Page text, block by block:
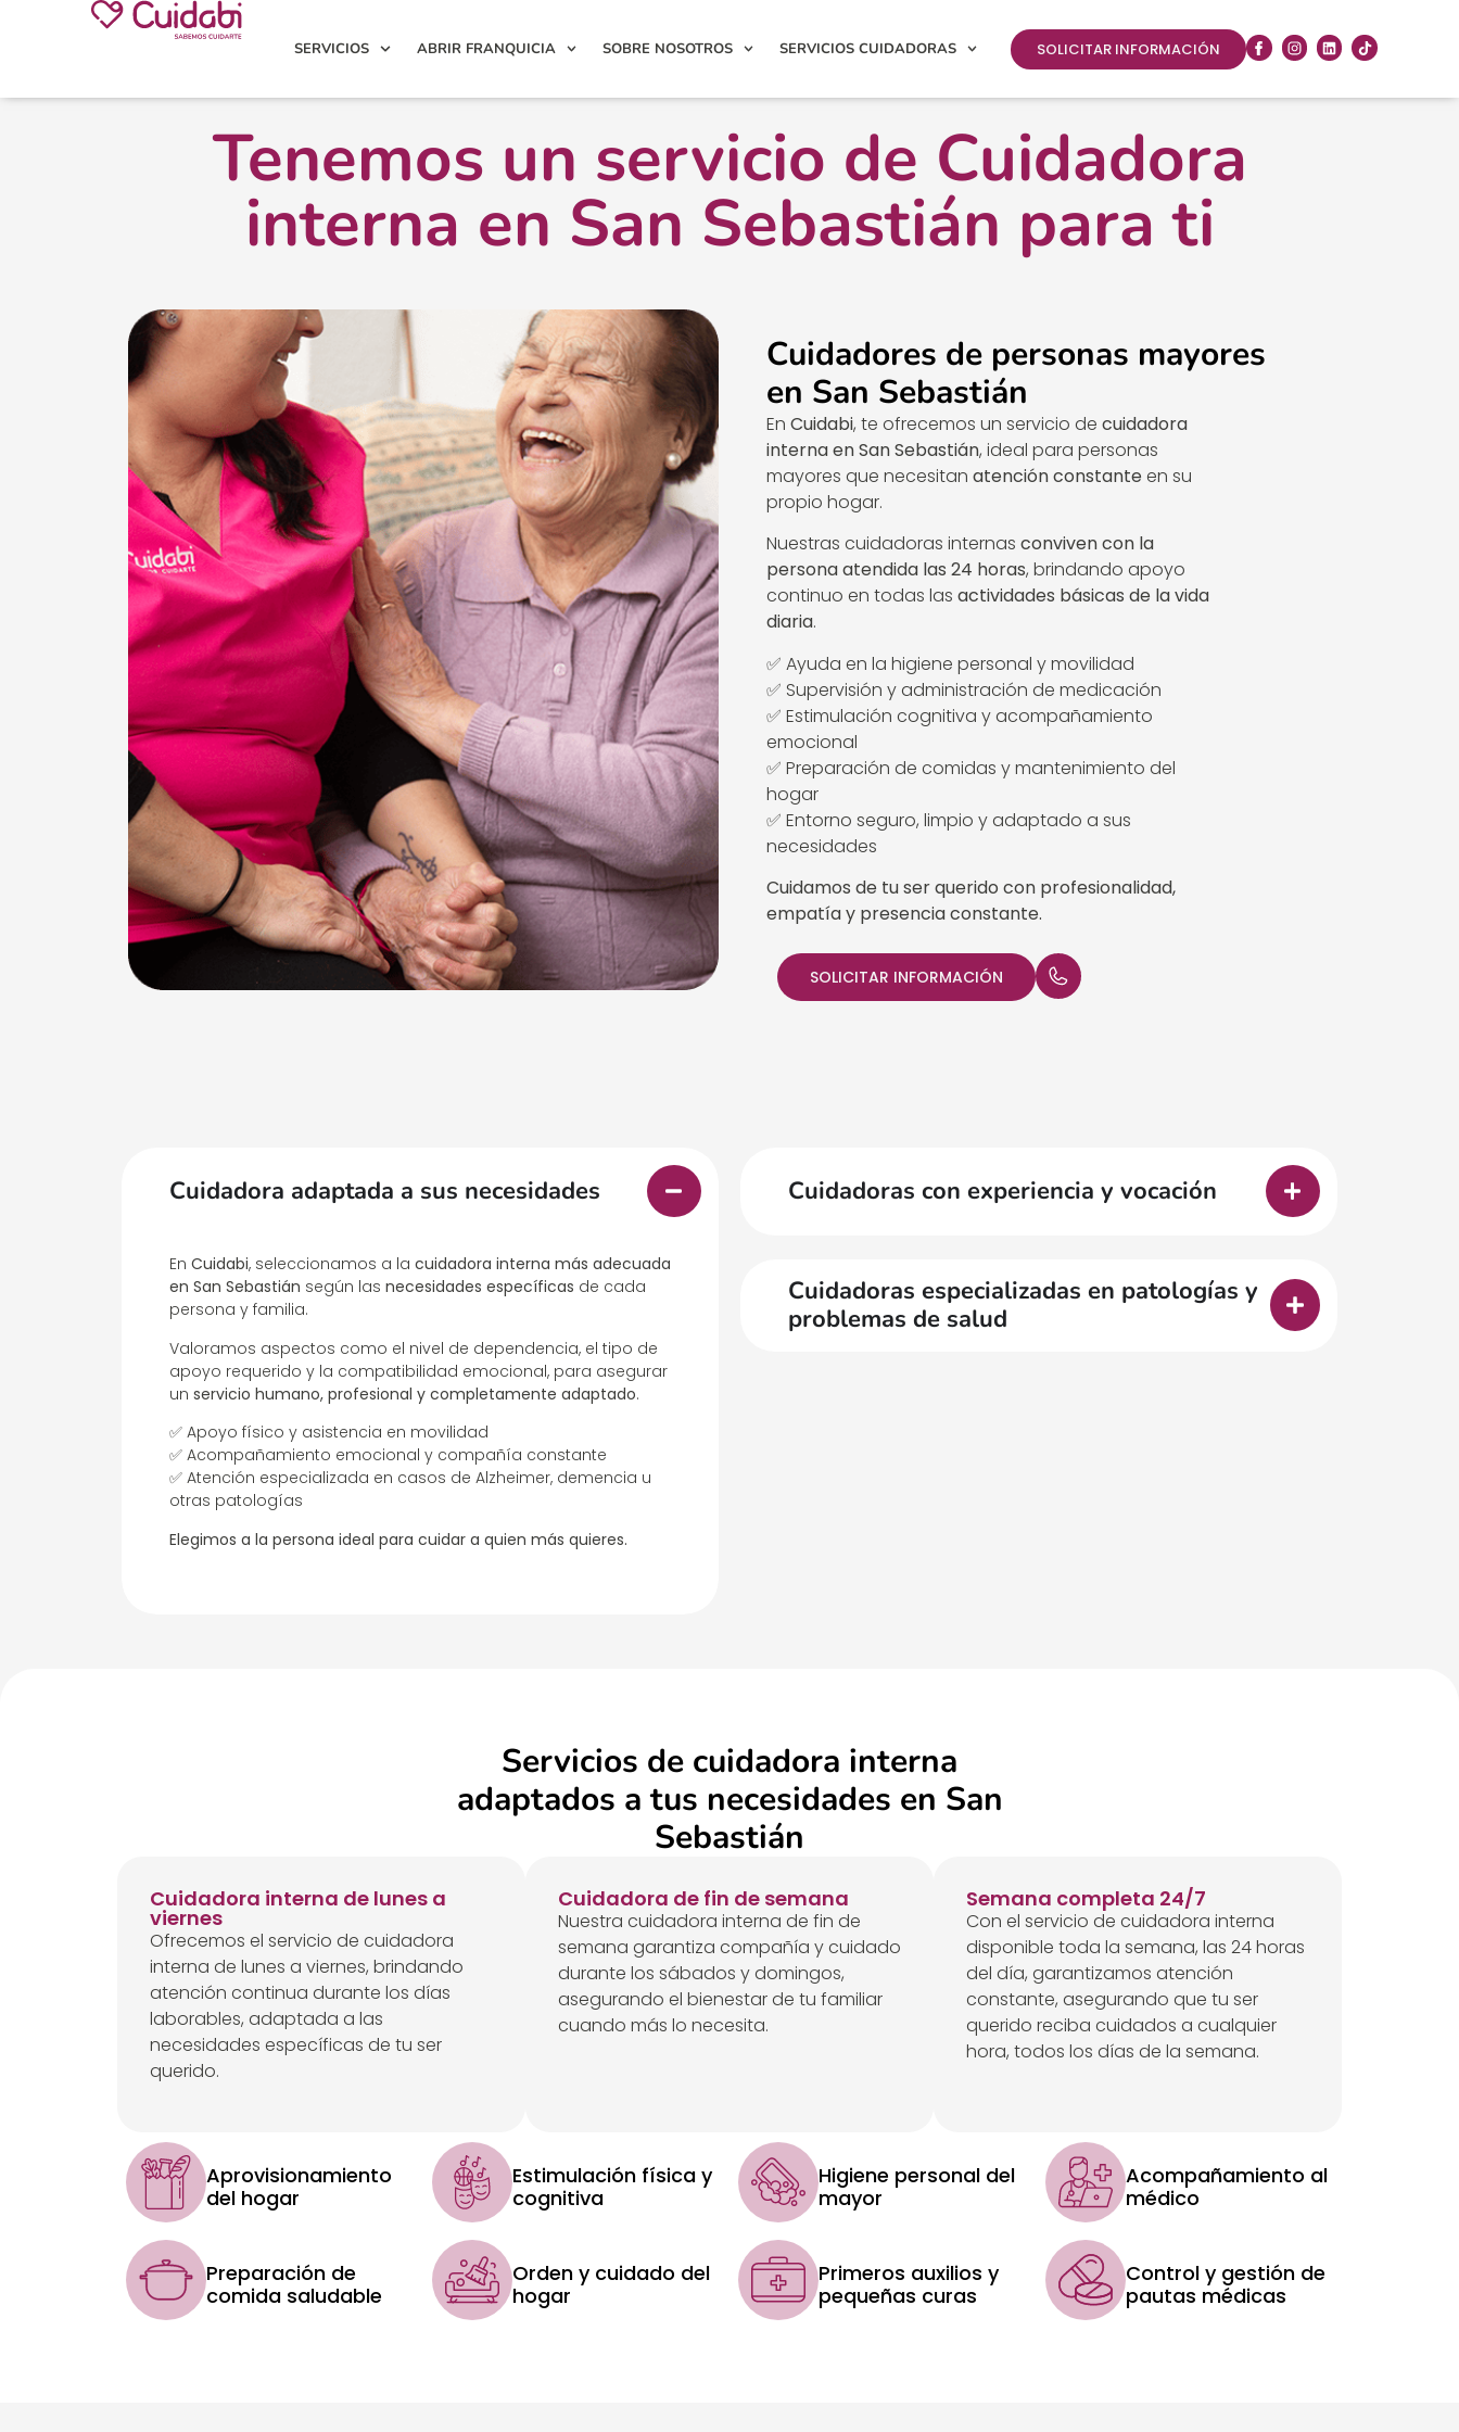
SERVICIOS ABRIR FRANQUICIA SOBRE NOSOTROS SERVICIOS CUIDADORAS SOLICITAR INFORMACIÓN
Tenemos un servicio de Cuidadora
interna en San Sebastián para ti
Cuidadores de personas mayores
en San Sebastián
En Cuidabi, te ofrecemos un servicio de cuidadora
interna en San Sebastián, ideal para personas
mayores que necesitan atención constante en su
propio hogar.
Nuestras cuidadoras internas conviven con la
persona atendida las 24 horas, brindando apoyo
continuo en todas las actividades básicas de la vida
diaria.
✅ Ayuda en la higiene personal y movilidad
✅ Supervisión y administración de medicación
✅ Estimulación cognitiva y acompañamiento
emocional
✅ Preparación de comidas y mantenimiento del
hogar
✅ Entorno seguro, limpio y adaptado a sus
necesidades
Cuidamos de tu ser querido con profesionalidad,
empatía y presencia constante.
SOLICITAR INFORMACIÓN
Cuidadora adaptada a sus necesidades
En Cuidabi, seleccionamos a la cuidadora interna más adecuada
en San Sebastián según las necesidades específicas de cada
persona y familia.
Valoramos aspectos como el nivel de dependencia, el tipo de
apoyo requerido y la compatibilidad emocional, para asegurar
un servicio humano, profesional y completamente adaptado.
✅ Apoyo físico y asistencia en movilidad
✅ Acompañamiento emocional y compañía constante
✅ Atención especializada en casos de Alzheimer, demencia u
otras patologías
Elegimos a la persona ideal para cuidar a quien más quieres.
Cuidadoras con experiencia y vocación
Cuidadoras especializadas en patologías y
problemas de salud
Servicios de cuidadora interna
adaptados a tus necesidades en San
Sebastián
Cuidadora interna de lunes a
viernes
Ofrecemos el servicio de cuidadora
interna de lunes a viernes, brindando
atención continua durante los días
laborables, adaptada a las
necesidades específicas de tu ser
querido.
Cuidadora de fin de semana
Nuestra cuidadora interna de fin de
semana garantiza compañía y cuidado
durante los sábados y domingos,
asegurando el bienestar de tu familiar
cuando más lo necesita.
Semana completa 24/7
Con el servicio de cuidadora interna
disponible toda la semana, las 24 horas
del día, garantizamos atención
constante, asegurando que tu ser
querido reciba cuidados a cualquier
hora, todos los días de la semana.
Aprovisionamiento
del hogar
Estimulación física y
cognitiva
Higiene personal del
mayor
Acompañamiento al
médico
Preparación de
comida saludable
Orden y cuidado del
hogar
Primeros auxilios y
pequeñas curas
Control y gestión de
pautas médicas